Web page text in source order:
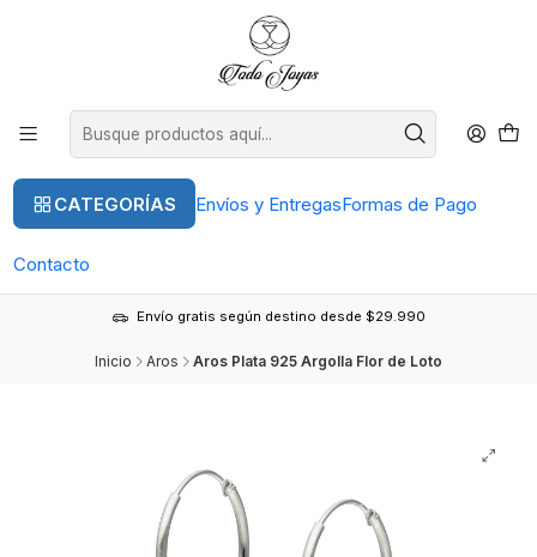
CATEGORÍAS Envíos y EntregasFormas de Pago
Contacto
Envío gratis según destino desde $29.990
Inicio Aros Aros Plata 925 Argolla Flor de Loto